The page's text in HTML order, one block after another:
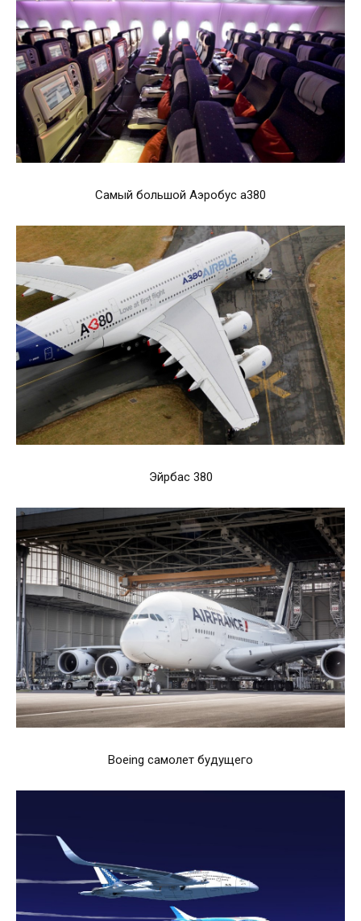
Самый большой Аэробус а380
Эйрбас 380
Boeing самолет будущего